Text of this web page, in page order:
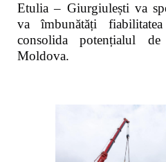
Etulia – Giurgiulești va
va îmbunătăți
consolida potențialul
Moldova.